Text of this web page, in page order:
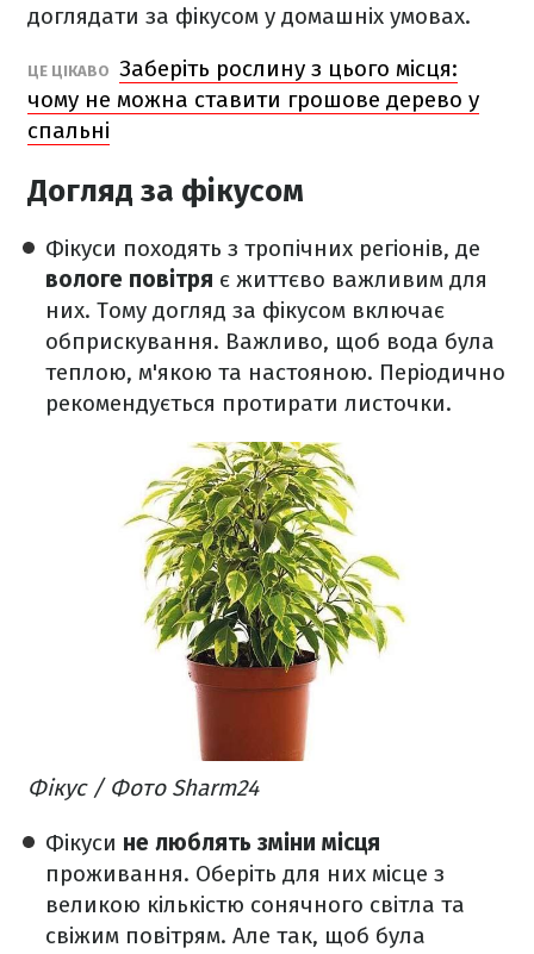
доглядати за фікусом у домашніх умовах.
ЦЕ ЦІКАВО Заберіть рослину з цього місця:
чому не можна ставити грошове дерево у
спальні
Догляд за фікусом
Фікуси походять з тропічних регіонів, де
вологе повітря є життєво важливим для
них. Тому догляд за фікусом включає
обприскування. Важливо, щоб вода була
теплою, м'якою та настояною. Періодично
рекомендується протирати листочки.
Фікус / Фото Sharm24
Фікуси не люблять зміни місця
проживання. Оберіть для них місце з
великою кількістю сонячного світла та
свіжим повітрям. Але так, щоб була